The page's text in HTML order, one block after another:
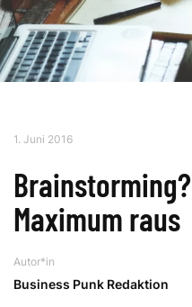
1. Juni 2016
Maximum raus
Autor*in
Business Punk Redaktion